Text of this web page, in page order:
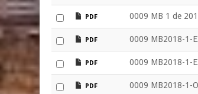
file
PDF 0009 MB 1 de
file
PDF 0009 MB2018-1-
file
PDF 0009 MB2018-1-
file
PDF 0009 MB2018-1-